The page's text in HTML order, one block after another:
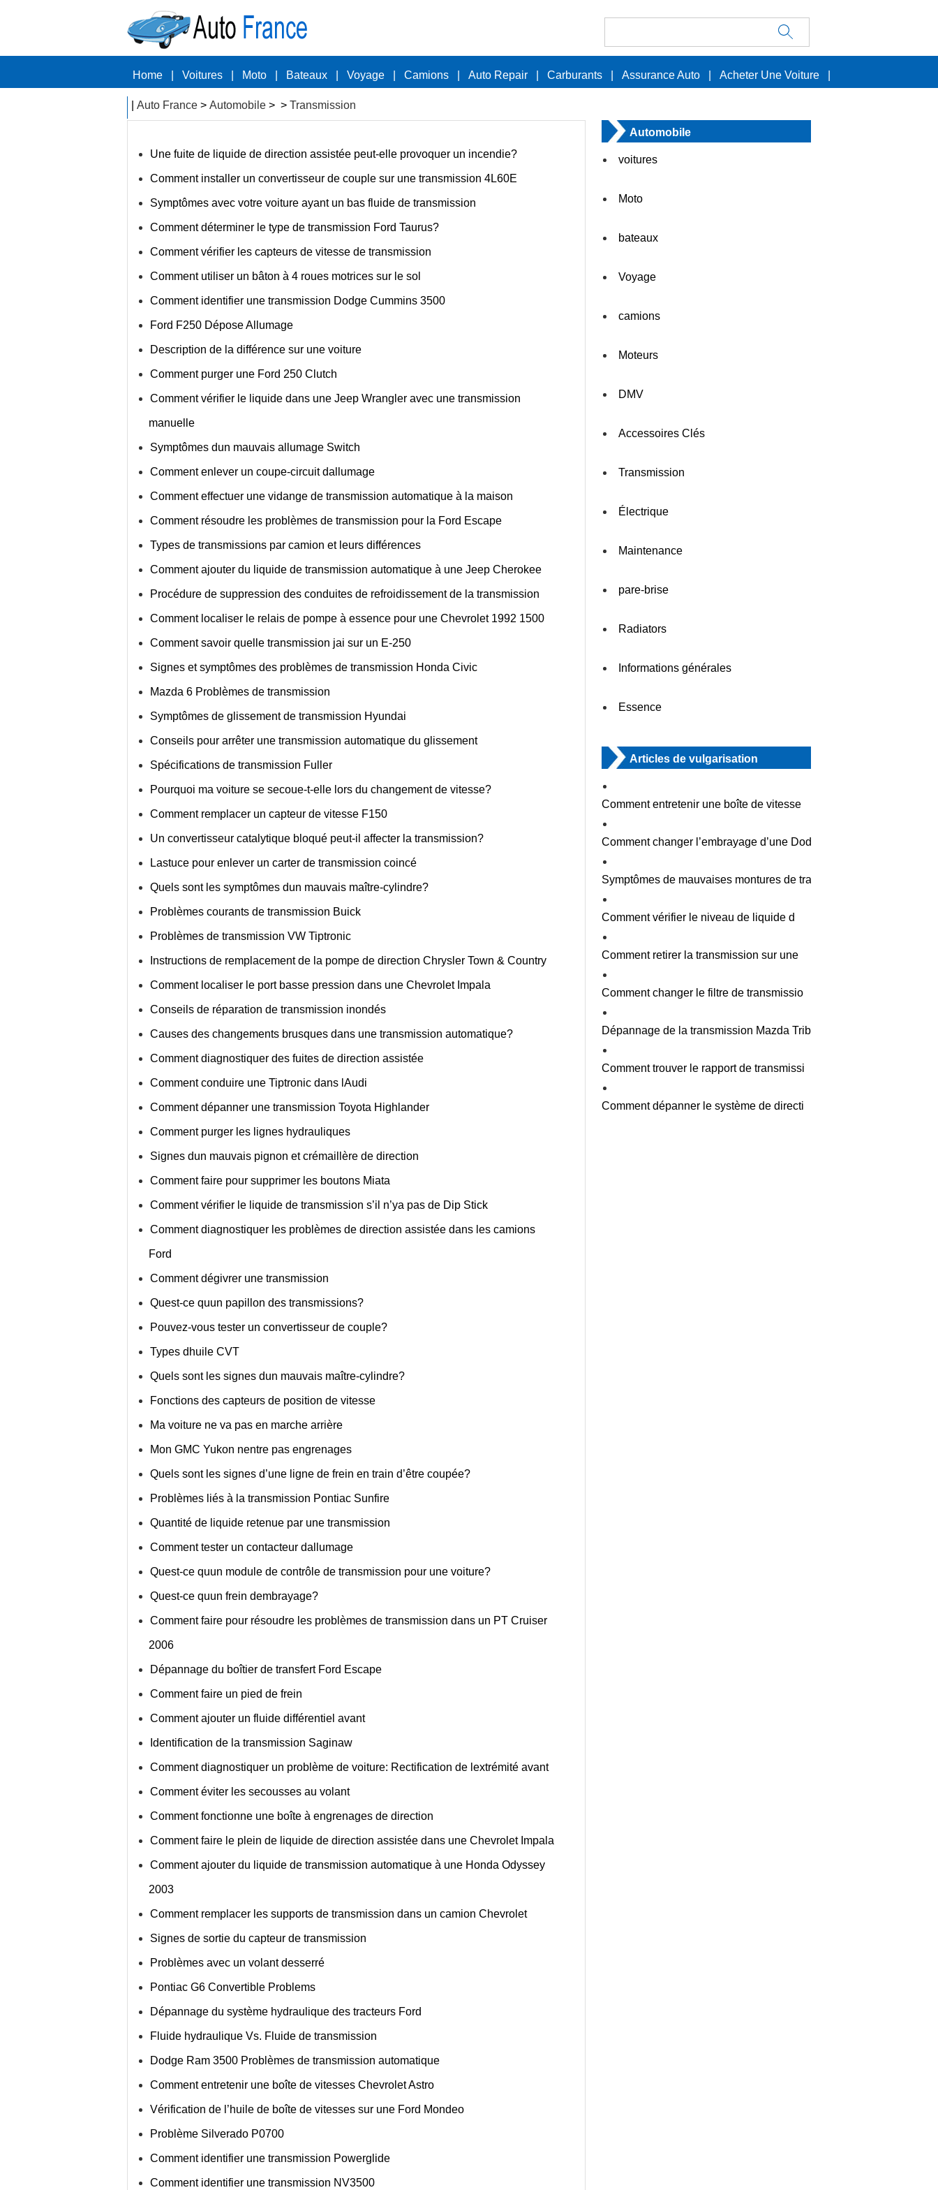
Home Voitures Moto Bateaux Voyage Camions Auto Repair Carburants Assurance Auto Acheter Une Voiture
Auto France > Automobile > > Transmission
Une fuite de liquide de direction assistée peut-elle provoquer un incendie?
Comment installer un convertisseur de couple sur une transmission 4L60E
Symptômes avec votre voiture ayant un bas fluide de transmission
Comment déterminer le type de transmission Ford Taurus?
Comment vérifier les capteurs de vitesse de transmission
Comment utiliser un bâton à 4 roues motrices sur le sol
Comment identifier une transmission Dodge Cummins 3500
Ford F250 Dépose Allumage
Description de la différence sur une voiture
Comment purger une Ford 250 Clutch
Comment vérifier le liquide dans une Jeep Wrangler avec une transmission
manuelle
Symptômes dun mauvais allumage Switch
Comment enlever un coupe-circuit dallumage
Comment effectuer une vidange de transmission automatique à la maison
Comment résoudre les problèmes de transmission pour la Ford Escape
Types de transmissions par camion et leurs différences
Comment ajouter du liquide de transmission automatique à une Jeep Cherokee
Procédure de suppression des conduites de refroidissement de la transmission
Comment localiser le relais de pompe à essence pour une Chevrolet 1992 1500
Comment savoir quelle transmission jai sur un E-250
Signes et symptômes des problèmes de transmission Honda Civic
Mazda 6 Problèmes de transmission
Symptômes de glissement de transmission Hyundai
Conseils pour arrêter une transmission automatique du glissement
Spécifications de transmission Fuller
Pourquoi ma voiture se secoue-t-elle lors du changement de vitesse?
Comment remplacer un capteur de vitesse F150
Un convertisseur catalytique bloqué peut-il affecter la transmission?
Lastuce pour enlever un carter de transmission coincé
Quels sont les symptômes dun mauvais maître-cylindre?
Problèmes courants de transmission Buick
Problèmes de transmission VW Tiptronic
Instructions de remplacement de la pompe de direction Chrysler Town & Country
Comment localiser le port basse pression dans une Chevrolet Impala
Conseils de réparation de transmission inondés
Causes des changements brusques dans une transmission automatique?
Comment diagnostiquer des fuites de direction assistée
Comment conduire une Tiptronic dans lAudi
Comment dépanner une transmission Toyota Highlander
Comment purger les lignes hydrauliques
Signes dun mauvais pignon et crémaillère de direction
Comment faire pour supprimer les boutons Miata
Comment vérifier le liquide de transmission s’il n’ya pas de Dip Stick
Comment diagnostiquer les problèmes de direction assistée dans les camions
Ford
Comment dégivrer une transmission
Quest-ce quun papillon des transmissions?
Pouvez-vous tester un convertisseur de couple?
Types dhuile CVT
Quels sont les signes dun mauvais maître-cylindre?
Fonctions des capteurs de position de vitesse
Ma voiture ne va pas en marche arrière
Mon GMC Yukon nentre pas engrenages
Quels sont les signes d’une ligne de frein en train d’être coupée?
Problèmes liés à la transmission Pontiac Sunfire
Quantité de liquide retenue par une transmission
Comment tester un contacteur dallumage
Quest-ce quun module de contrôle de transmission pour une voiture?
Quest-ce quun frein dembrayage?
Comment faire pour résoudre les problèmes de transmission dans un PT Cruiser
2006
Dépannage du boîtier de transfert Ford Escape
Comment faire un pied de frein
Comment ajouter un fluide différentiel avant
Identification de la transmission Saginaw
Comment diagnostiquer un problème de voiture: Rectification de lextrémité avant
Comment éviter les secousses au volant
Comment fonctionne une boîte à engrenages de direction
Comment faire le plein de liquide de direction assistée dans une Chevrolet Impala
Comment ajouter du liquide de transmission automatique à une Honda Odyssey
2003
Comment remplacer les supports de transmission dans un camion Chevrolet
Signes de sortie du capteur de transmission
Problèmes avec un volant desserré
Pontiac G6 Convertible Problems
Dépannage du système hydraulique des tracteurs Ford
Fluide hydraulique Vs. Fluide de transmission
Dodge Ram 3500 Problèmes de transmission automatique
Comment entretenir une boîte de vitesses Chevrolet Astro
Vérification de l’huile de boîte de vitesses sur une Ford Mondeo
Problème Silverado P0700
Comment identifier une transmission Powerglide
Comment identifier une transmission NV3500
Automobile
voitures
Moto
bateaux
Voyage
camions
Moteurs
DMV
Accessoires Clés
Transmission
Électrique
Maintenance
pare-brise
Radiators
Informations générales
Essence
Articles de vulgarisation
Comment entretenir une boîte de vitesse
Comment changer l’embrayage d’une Dodge
Symptômes de mauvaises montures de tran
Comment vérifier le niveau de liquide d
Comment retirer la transmission sur une
Comment changer le filtre de transmissio
Dépannage de la transmission Mazda Trib
Comment trouver le rapport de transmissi
Comment dépanner le système de directi